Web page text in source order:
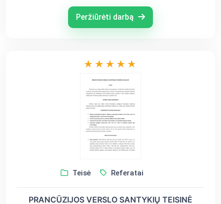
TEISĖS NORMŲ TAIKYMO ASPEKTU. Namų
darbas
Peržiūrėti darbą
Teisė Referatai
PRANCŪZIJOS VERSLO SANTYKIŲ TEISINĖ